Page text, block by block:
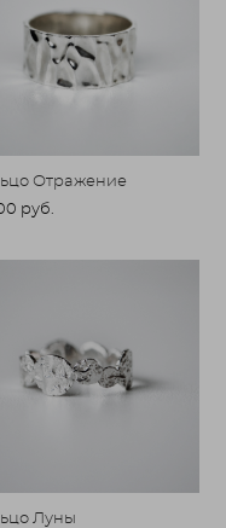
Отражение
pуб.
Луны